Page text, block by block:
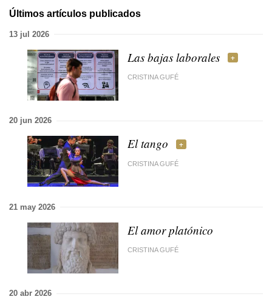
Últimos artículos publicados
13 jul 2026
Las bajas laborales
CRISTINA GUFÉ
20 jun 2026
El tango
CRISTINA GUFÉ
21 may 2026
El amor platónico
CRISTINA GUFÉ
20 abr 2026